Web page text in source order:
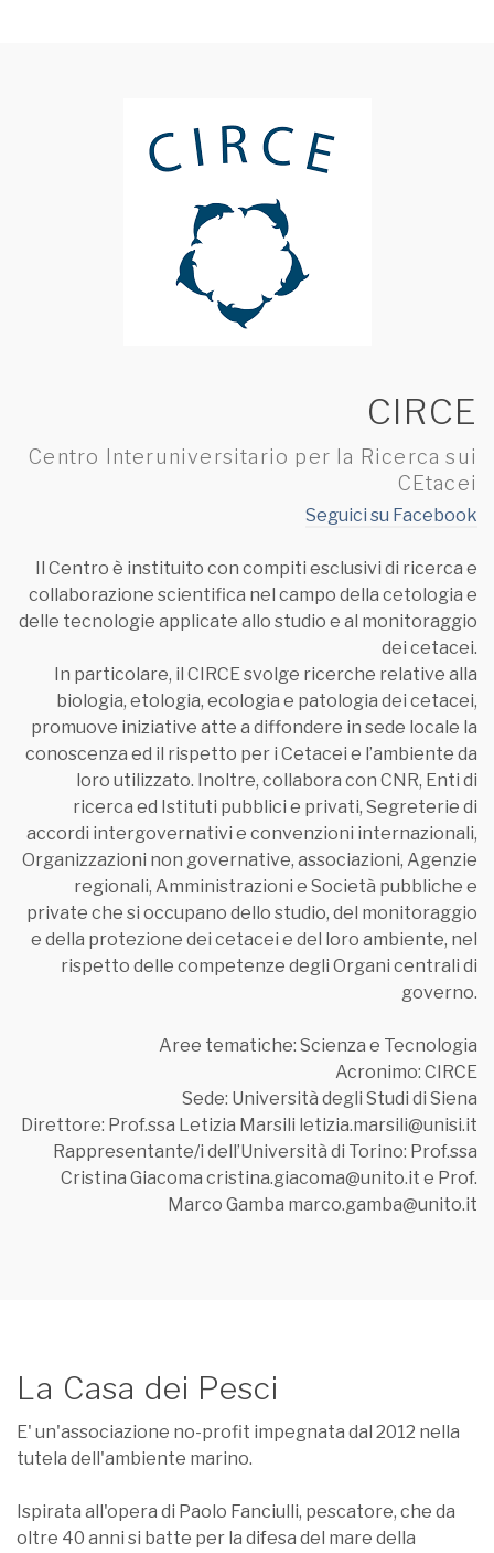
CIRCE
Centro Interuniversitario per la Ricerca sui
CEtacei
Seguici su Facebook
Il Centro è instituito con compiti esclusivi di ricerca e
collaborazione scientifica nel campo della cetologia e
delle tecnologie applicate allo studio e al monitoraggio
dei cetacei.
In particolare, il CIRCE svolge ricerche relative alla
biologia, etologia, ecologia e patologia dei cetacei,
promuove iniziative atte a diffondere in sede locale la
conoscenza ed il rispetto per i Cetacei e l’ambiente da
loro utilizzato. Inoltre, collabora con CNR, Enti di
ricerca ed Istituti pubblici e privati, Segreterie di
accordi intergovernativi e convenzioni internazionali,
Organizzazioni non governative, associazioni, Agenzie
regionali, Amministrazioni e Società pubbliche e
private che si occupano dello studio, del monitoraggio
e della protezione dei cetacei e del loro ambiente, nel
rispetto delle competenze degli Organi centrali di
governo.
Aree tematiche: Scienza e Tecnologia
Acronimo: CIRCE
Sede: Università degli Studi di Siena
Direttore: Prof.ssa Letizia Marsili letizia.marsili@unisi.it
Rappresentante/i dell’Università di Torino: Prof.ssa
Cristina Giacoma cristina.giacoma@unito.it e Prof.
Marco Gamba marco.gamba@unito.it
La Casa dei Pesci
E' un'associazione no-profit impegnata dal 2012 nella
tutela dell'ambiente marino.
Ispirata all'opera di Paolo Fanciulli, pescatore, che da
oltre 40 anni si batte per la difesa del mare della